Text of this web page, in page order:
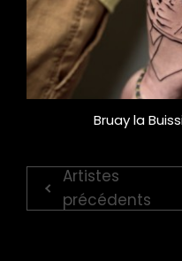
Bruay la
Artistes
précédents